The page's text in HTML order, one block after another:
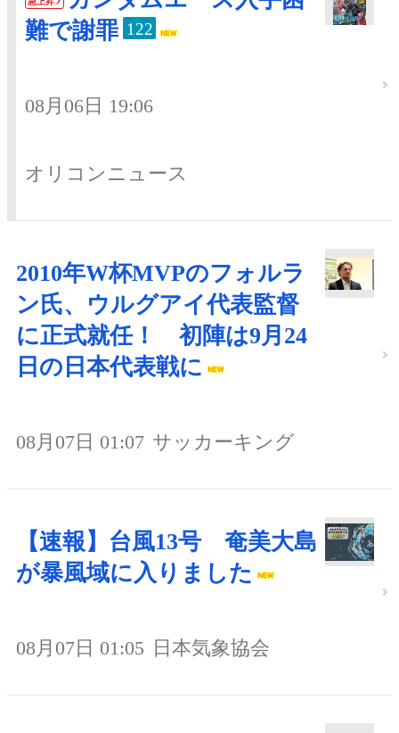
難で謝罪 122
08月06日 19:06
オリコンニュース
2010年W杯MVPのフォルラ
ン氏、ウルグアイ代表監督
に正式就任！ 初陣は9月24
日の日本代表戦に
08月07日 01:07 サッカーキング
【速報】台風13号 奄美大島
が暴風域に入りました
08月07日 01:05 日本気象協会